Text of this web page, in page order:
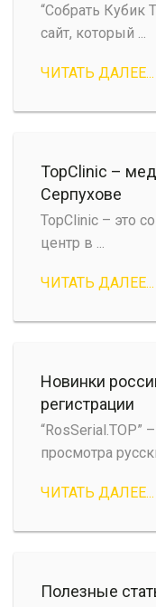
“Собрать Кубик
сайт, который ...
ЧИТАТЬ ДАЛЕЕ...
TopClinic –
Серпухове
TopClinic – это
центр в ...
ЧИТАТЬ ДАЛЕЕ...
Новинки
регистрации
“RosSerial.TOP”
просмотра
ЧИТАТЬ ДАЛЕЕ...
Полезные